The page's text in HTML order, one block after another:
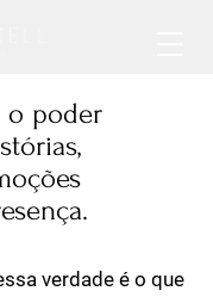
o poder
verdade é o que